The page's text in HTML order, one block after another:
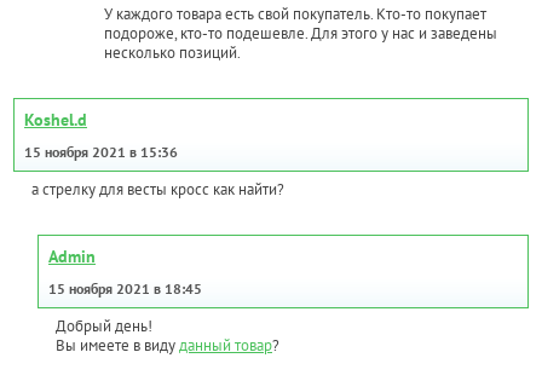
У каждого товара есть свой покупатель. Кто-то покупает
подороже, кто-то подешевле. Для этого у нас и заведены
несколько позиций.
Koshel.d
15 ноября 2021 в 15:36
а стрелку для весты кросс как найти?
Admin
15 ноября 2021 в 18:45
Добрый день!
Вы имеете в видуданный товар?